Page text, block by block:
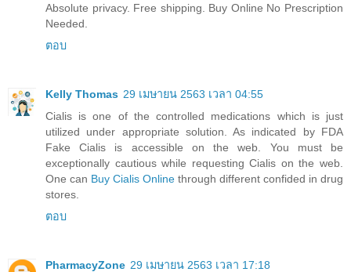
Absolute privacy. Free shipping. Buy Online No Prescription
Needed.
ตอบ
Kelly Thomas 29 เมษายน 2563 เวลา 04:55
Cialis is one of the controlled medications which is just
utilized under appropriate solution. As indicated by FDA
Fake Cialis is accessible on the web. You must be
exceptionally cautious while requesting Cialis on the web.
One can Buy Cialis Online through different confided in drug
stores.
ตอบ
PharmacyZone 29 เมษายน 2563 เวลา 17:18